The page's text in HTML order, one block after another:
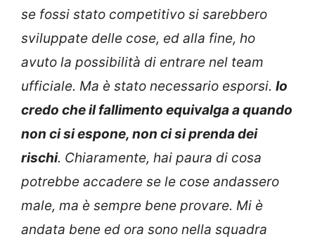
se fossi stato competitivo si sarebbero
sviluppate delle cose, ed alla fine, ho
avuto la possibilità di entrare nel team
ufficiale. Ma è stato necessario esporsi. Io
credo che il fallimento equivalga a quando
non ci si espone, non ci si prenda dei
rischi. Chiaramente, hai paura di cosa
potrebbe accadere se le cose andassero
male, ma è sempre bene provare. Mi è
andata bene ed ora sono nella squadra